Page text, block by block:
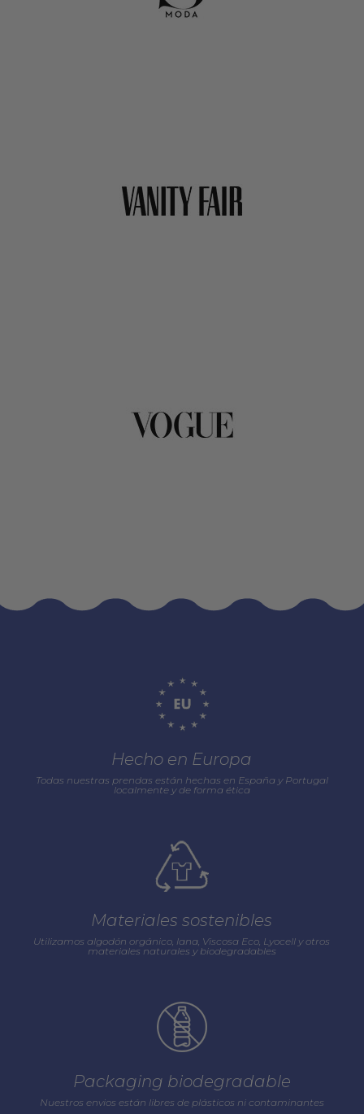
Hecho en Europa
Todas nuestras prendas están hechas en España y Portugal
localmente y de forma ética
Materiales sostenibles
Utilizamos algodón orgánico, lana, Viscosa Eco, Lyocell y otros
materiales naturales y biodegradables
Packaging biodegradable
Nuestros envios están libres de plásticos ni contaminantes